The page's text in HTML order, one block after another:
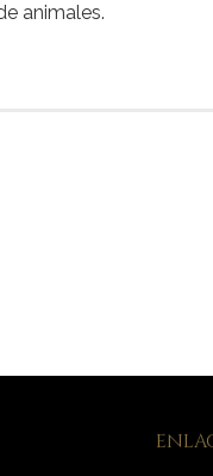
animales.